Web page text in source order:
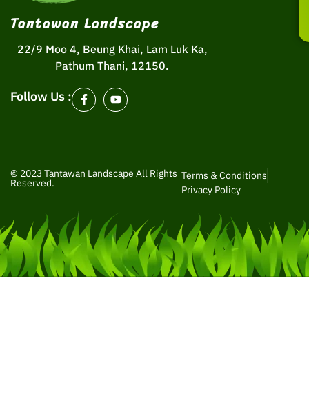
Tantawan Landscape
22/9 Moo 4, Beung Khai, Lam Luk Ka,
Pathum Thani, 12150.
Follow Us :
© 2023 Tantawan Landscape All Rights
Reserved.
Terms & Conditions
Privacy Policy